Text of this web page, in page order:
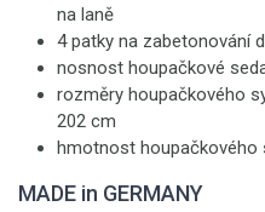
na laně
4 patky na zabetonování
nosnost houpačkové
rozměry houpačkového
202 cm
hmotnost houpačkového
MADE in GERMANY